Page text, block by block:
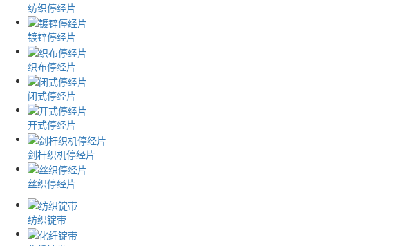
纺织停经片
镀锌停经片
织布停经片
闭式停经片
开式停经片
剑杆织机停经片
丝织停经片
纺织锭带